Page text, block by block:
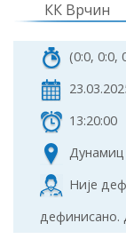
КК Врчин
(0:0, 0:0,
13:20:00
Дyнамиц
Није
дефинисано.